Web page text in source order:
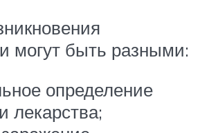
могут быть разными:
определение
лекарства;